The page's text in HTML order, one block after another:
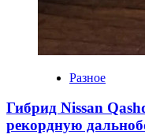
Разное
Гибрид Nissan
рекордную